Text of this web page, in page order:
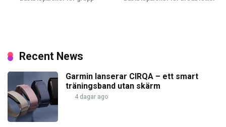
Recent News
Garmin lanserar CIRQA – ett smart
träningsband utan skärm
4 dagar ago